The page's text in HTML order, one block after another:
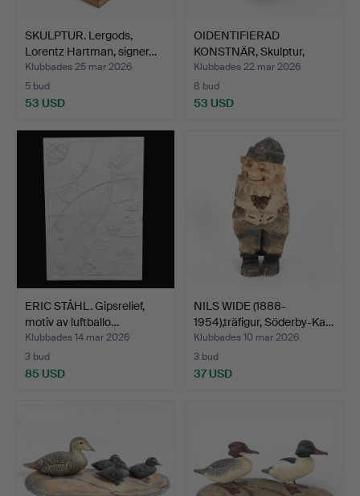
SKULPTUR. Lergods,
Lorentz Hartman, signer…
Klubbades 25 mar 2026
5 bud
53 USD
OIDENTIFIERAD
KONSTNÄR, Skulptur,
målad gi…
Klubbades 22 mar 2026
8 bud
53 USD
ERIC STÅHL. Gipsrelief,
motiv av luftballo…
Klubbades 14 mar 2026
3 bud
85 USD
NILS WIDE (1888-
1954),träfigur, Söderby-Ka…
Klubbades 10 mar 2026
3 bud
37 USD